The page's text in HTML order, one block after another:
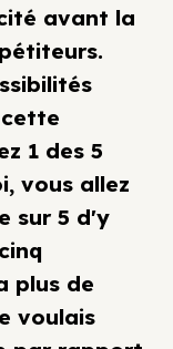
avant la
1 des 5
vous allez
sur 5 d'y
plus de
voulais